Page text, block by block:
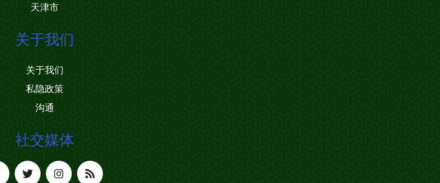
天津市
关于我们
关于我们
私隐政策
沟通
社交媒体